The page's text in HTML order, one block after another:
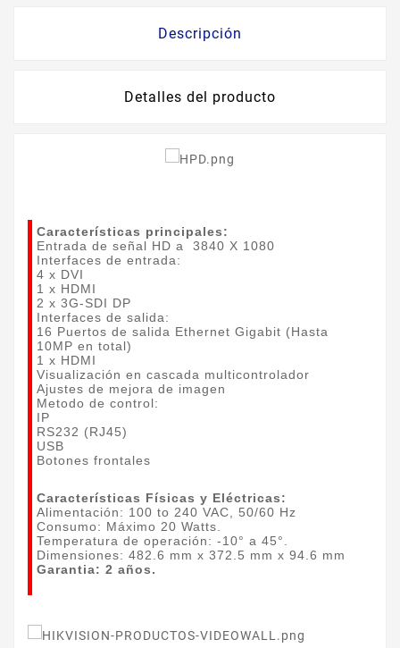
Descripción
Detalles del producto
Características principales:
Entrada de señal HD a 3840 X 1080
Interfaces de entrada:
4 x DVI
1 x HDMI
2 x 3G-SDI DP
Interfaces de salida:
16 Puertos de salida Ethernet Gigabit (Hasta
10MP en total)
1 x HDMI
Visualización en cascada multicontrolador
Ajustes de mejora de imagen
Metodo de control:
IP
RS232 (RJ45)
USB
Botones frontales
Características Físicas y Eléctricas:
Alimentación: 100 to 240 VAC, 50/60 Hz
Consumo: Máximo 20 Watts.
Temperatura de operación: -10° a 45°.
Dimensiones: 482.6 mm x 372.5 mm x 94.6 mm
Garantia: 2 años.